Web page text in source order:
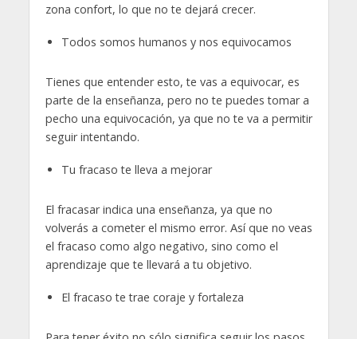
zona confort, lo que no te dejará crecer.
Todos somos humanos y nos equivocamos
Tienes que entender esto, te vas a equivocar, es
parte de la enseñanza, pero no te puedes tomar a
pecho una equivocación, ya que no te va a permitir
seguir intentando.
Tu fracaso te lleva a mejorar
El fracasar indica una enseñanza, ya que no
volverás a cometer el mismo error. Así que no veas
el fracaso como algo negativo, sino como el
aprendizaje que te llevará a tu objetivo.
El fracaso te trae coraje y fortaleza